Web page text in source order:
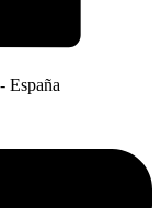
España